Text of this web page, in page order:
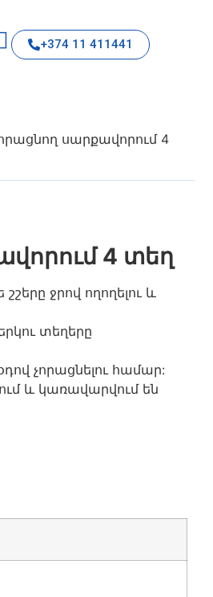
+374 11 411441
սարքավորում 4
4 տեղ
ջրով ողողելու և
տեղերը
չորացնելու համար:
և կառավարվում են